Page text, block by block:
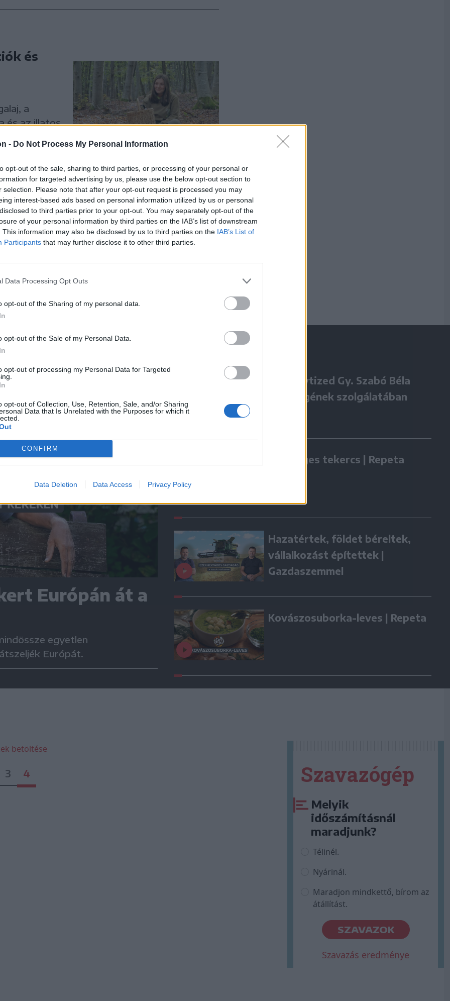
- Do Not Process My Personal Information
opt-out of the sale, sharing to third parties, or processing of your personal or
for targeted advertising by us, please use the below opt-out section to
selection. Please note that after your opt-out request is processed you may
interest-based ads based on personal information utilized by us or personal
to third parties prior to your opt-out. You may separately opt-out of the
of your personal information by third parties on the IAB’s list of downstream
This information may also be disclosed by us to third parties on the IAB’s List of
Participants that may further disclose it to other third parties.
Data Processing Opt Outs
opt-out of the Sharing of my personal data.
opt-out of the Sale of my Personal Data.
opt-out of processing my Personal Data for Targeted
opt-out of Collection, Use, Retention, Sale, and/or Sharing
Data that Is Unrelated with the Purposes for which it
CONFIRM
Data Deletion Data Access Privacy Policy
és
a
és az illatos
ízletesek,
a vállunkról
Európán át a
egyetlen
Európát.
Négy évtized Gy. Szabó Béla
örökségének szolgálatában
Zöldséges tekercs | Repeta
Hazatértek, földet béreltek,
vállalkozást építettek |
Gazdaszemmel
Kovászosuborka-leves | Repeta
betöltése
3 4 Szavazógép
Melyik
időszámításnál
maradjunk?
Télinél.
Nyárinál.
Maradjon mindkettő, bírom az
átállítást.
SZAVAZOK
Szavazás eredménye